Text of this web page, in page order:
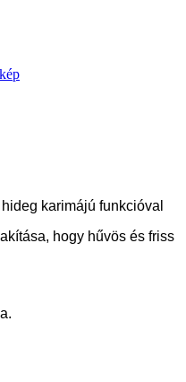
karimájú funkcióval
hogy hűvös és friss